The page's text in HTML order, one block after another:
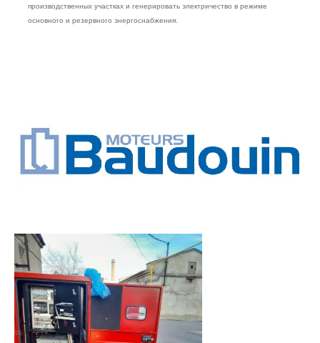
производственных участках и генерировать электричество в режиме
основного и резервного энергоснабжения.